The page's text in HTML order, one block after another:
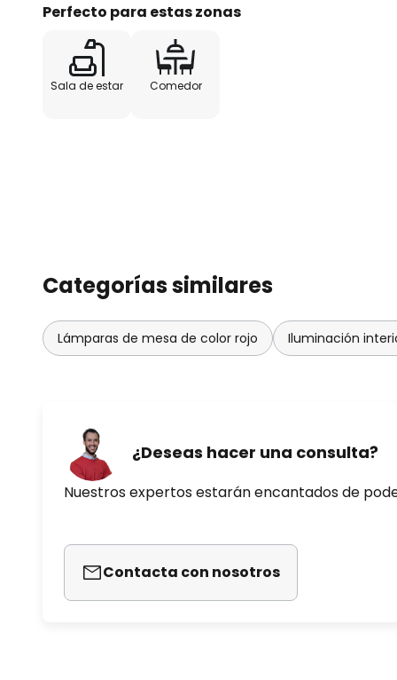
Perfecto para estas zonas
Sala de estar Comedor
Categorías similares
Lámparas de mesa de color rojo Iluminación
¿Deseas hacer una consulta?
Nuestros expertos estarán encantados de
Contacta con nosotros